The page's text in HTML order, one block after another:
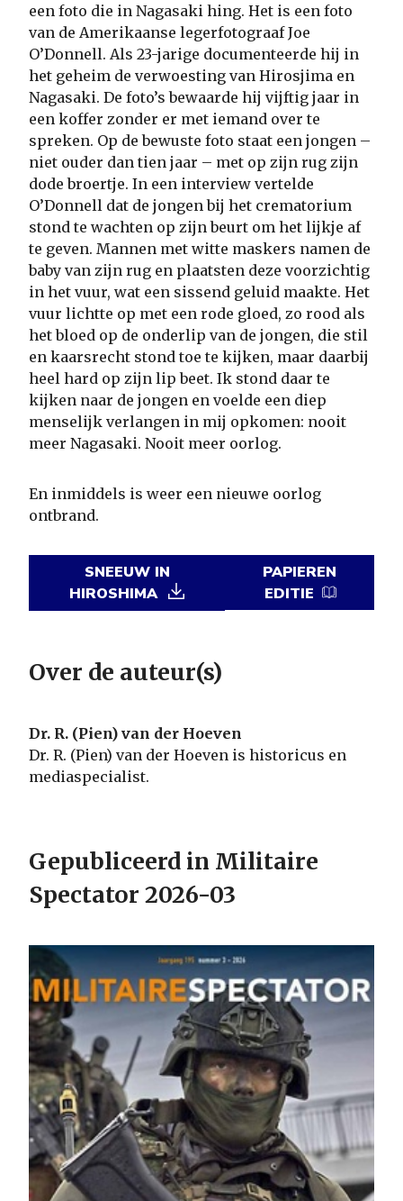
een foto die in Nagasaki hing. Het is een foto
van de Amerikaanse legerfotograaf Joe
O’Donnell. Als 23-jarige documenteerde hij in
het geheim de verwoesting van Hirosjima en
Nagasaki. De foto’s bewaarde hij vijftig jaar in
een koffer zonder er met iemand over te
spreken. Op de bewuste foto staat een jongen –
niet ouder dan tien jaar – met op zijn rug zijn
dode broertje. In een interview vertelde
O’Donnell dat de jongen bij het crematorium
stond te wachten op zijn beurt om het lijkje af
te geven. Mannen met witte maskers namen de
baby van zijn rug en plaatsten deze voorzichtig
in het vuur, wat een sissend geluid maakte. Het
vuur lichtte op met een rode gloed, zo rood als
het bloed op de onderlip van de jongen, die stil
en kaarsrecht stond toe te kijken, maar daarbij
heel hard op zijn lip beet. Ik stond daar te
kijken naar de jongen en voelde een diep
menselijk verlangen in mij opkomen: nooit
meer Nagasaki. Nooit meer oorlog.
En inmiddels is weer een nieuwe oorlog
ontbrand.
SNEEUW IN
HIROSHIMA
PAPIEREN
EDITIE
Over de auteur(s)
Dr. R. (Pien) van der Hoeven
Dr. R. (Pien) van der Hoeven is historicus en
mediaspecialist.
Gepubliceerd in Militaire
Spectator 2026-03